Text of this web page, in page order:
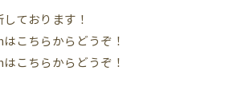
ております！
はこちらからどうぞ！
はこちらからどうぞ！